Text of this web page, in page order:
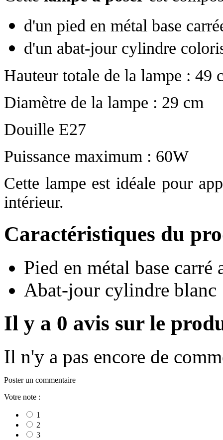
d'un pied en métal base
d'un abat-jour cylindre
Hauteur totale de la lampe : 49
Diamètre de la lampe : 29 cm
Douille E27
Puissance maximum : 60W
Cette lampe est idéale pour
intérieur.
Caractéristiques du
Pied en métal base carré
Abat-jour cylindre blanc
Il y a 0 avis sur le
Il n'y a pas encore de
Poster un commentaire
Votre note :
1
2
3